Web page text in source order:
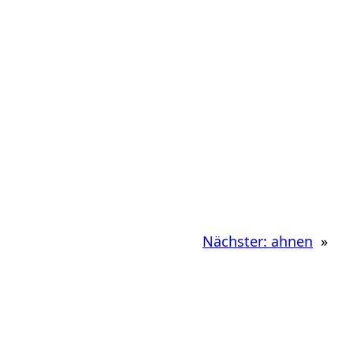
Nächster: ahnen »